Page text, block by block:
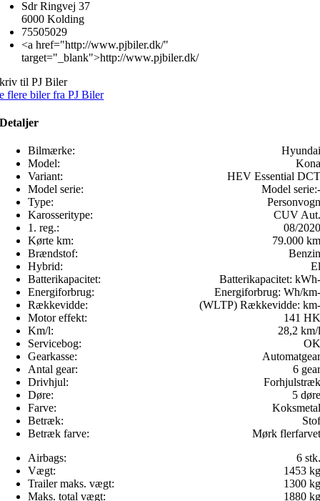
Sdr Ringvej 37
6000 Kolding
75505029
<a href="http://www.pjbiler.dk/"
target="_blank">http://www.pjbiler.dk/
til PJ Biler
flere biler fra PJ Biler
Detaljer
Bilmærke:
Hyundai
Model:
Kona
Variant:
HEV Essential DCT
Model serie:
Model serie:-
Type:
Personvogn
Karosseritype:
CUV Aut.
1. reg.:
08/2020
Kørte km:
79.000 km
Brændstof:
Benzin
Hybrid:
El
Batterikapacitet:
Batterikapacitet: -
kWh
Energiforbrug:
Energiforbrug: -
Wh/km
Rækkevidde:
(WLTP) Rækkevidde: -
km
Motor effekt:
141 HK
Km/l:
28,2 km/l
Servicebog:
OK
Gearkasse:
Automatgear
Antal gear:
6 gear
Drivhjul:
Forhjulstræk
Døre:
5 døre
Farve:
Koksmetal
Betræk:
Stof
Betræk farve:
Mørk flerfarvet
Airbags:
6 stk.
Vægt:
1453 kg
Trailer maks. vægt:
1300 kg
Maks. total vægt:
1880 kg